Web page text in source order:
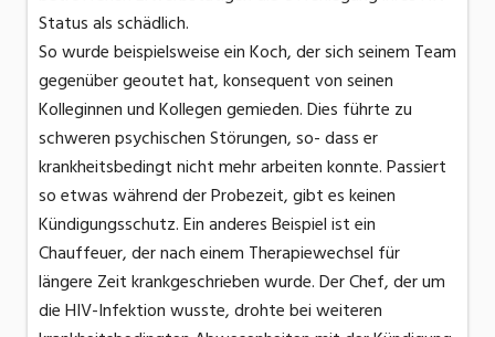
Status als schädlich.
So wurde beispielsweise ein Koch, der sich seinem Team
gegenüber geoutet hat, konsequent von seinen
Kolleginnen und Kollegen gemieden. Dies führte zu
schweren psychischen Störungen, so- dass er
krankheitsbedingt nicht mehr arbeiten konnte. Passiert
so etwas während der Probezeit, gibt es keinen
Kündigungsschutz. Ein anderes Beispiel ist ein
Chauffeuer, der nach einem Therapiewechsel für
längere Zeit krankgeschrieben wurde. Der Chef, der um
die HIV-Infektion wusste, drohte bei weiteren